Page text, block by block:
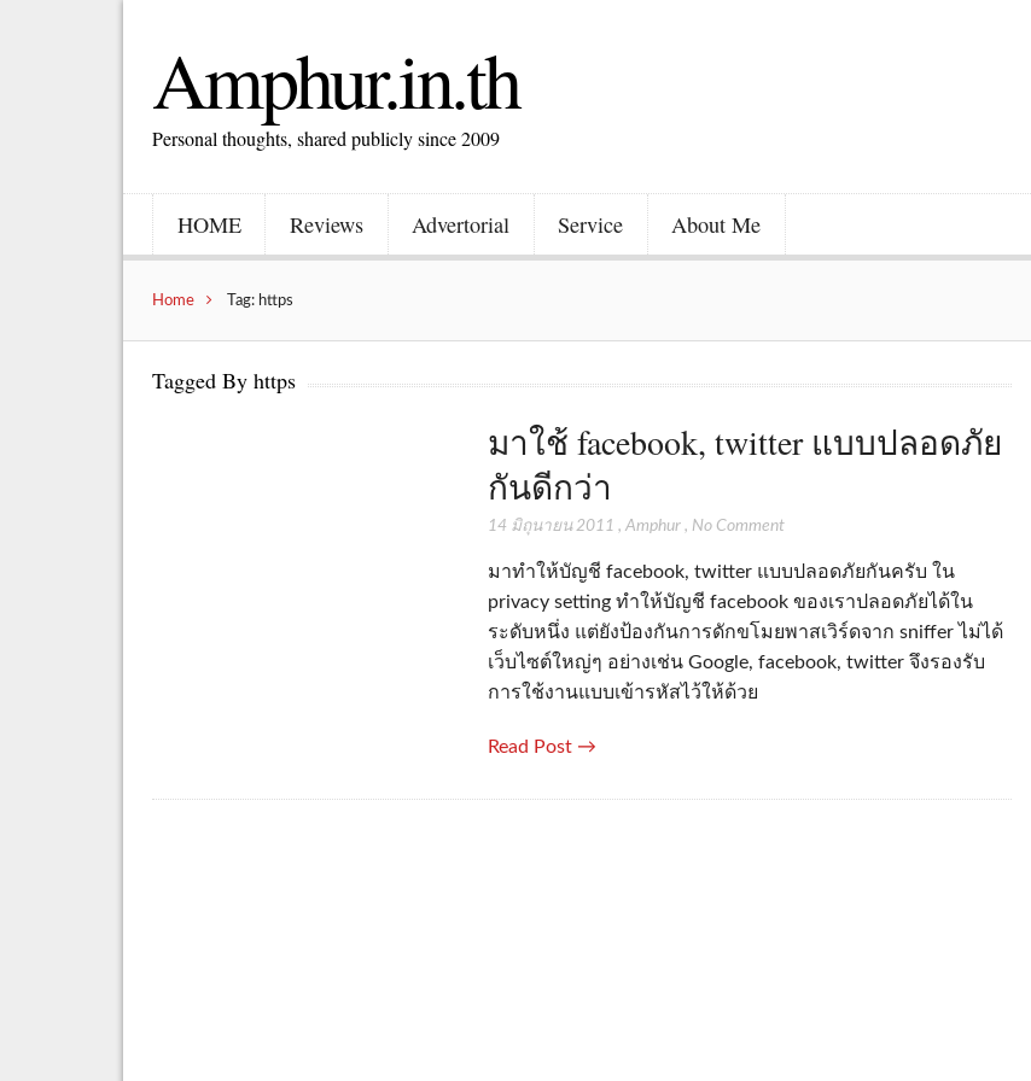
Amphur.in.th
Personal thoughts, shared publicly since 2009
HOME Reviews Advertorial Service About Me
Home Tag: https
Tagged By https
มาใช้ facebook, twitter แบบปลอดภัย
กันดีกว่า
14 มิถุนายน 2011 , Amphur, No Comment
มาทำให้บัญชี facebook, twitter แบบปลอดภัยกันครับ ใน
privacy setting ทำให้บัญชี facebook ของเราปลอดภัยได้ใน
ระดับหนึ่ง แต่ยังป้องกันการดักขโมยพาสเวิร์ดจาก sniffer ไม่ได้
เว็บไซต์ใหญ่ๆ อย่างเช่น Google, facebook, twitter จึงรองรับ
การใช้งานแบบเข้ารหัสไว้ให้ด้วย
Read Post →